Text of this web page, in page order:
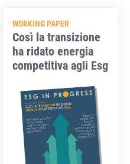
WORKING PAPER
Così la transizione
ha ridato energia
competitiva agli Esg